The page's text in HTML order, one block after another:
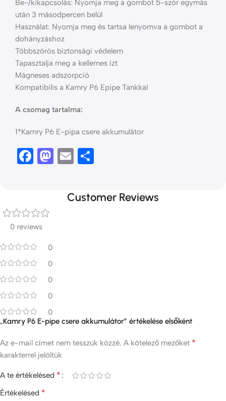
Be-/kikapcsolás: Nyomja meg a gombot 5-ször egymás
után 3 másodpercen belül
Használat: Nyomja meg és tartsa lenyomva a gombot a
dohányzáshoz
Többszörös biztonsági védelem
Tapasztalja meg a kellemes ízt
Mágneses adszorpció
Kompatibilis a Kamry P6 Epipe Tankkal
A csomag tartalma:
1*Kamry P6 E-pipa csere akkumulátor
Facebook
Mastodon
Email
Customer Reviews
0 reviews
0
0
0
0
0
„Kamry P6 E-pipe csere akkumulátor” értékelése elsőként
Az e-mail címet nem tesszük közzé. A kötelező mezőket *
karakterrel jelöltük
A te értékelésed *
Értékelésed *